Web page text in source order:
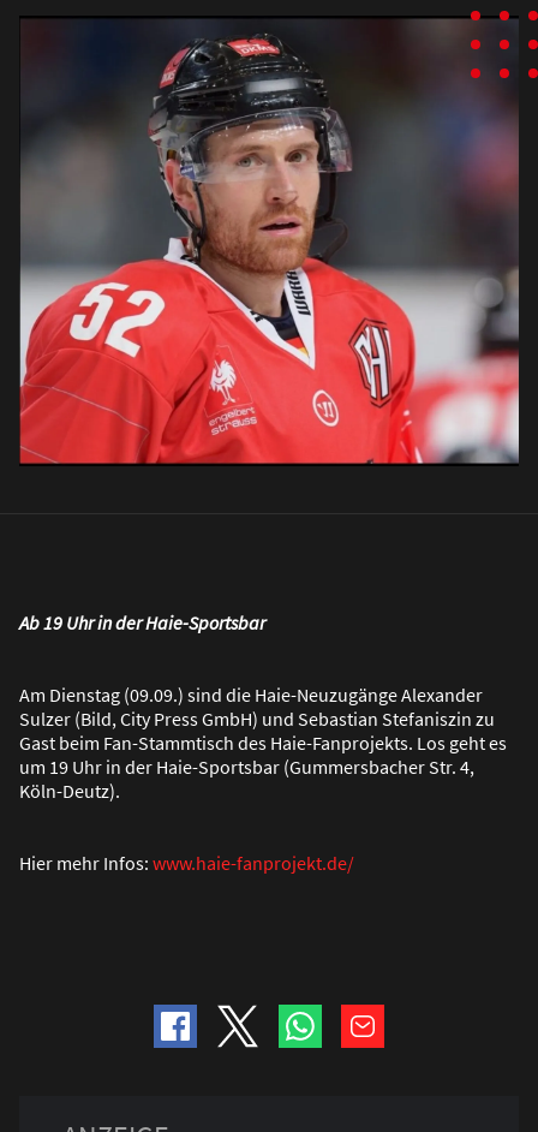
Ab 19 Uhr in der Haie-Sportsbar
Am Dienstag (09.09.) sind die Haie-Neuzugänge Alexander
Sulzer (Bild, City Press GmbH) und Sebastian Stefaniszin zu
Gast beim Fan-Stammtisch des Haie-Fanprojekts. Los geht es
um 19 Uhr in der Haie-Sportsbar (Gummersbacher Str. 4,
Köln-Deutz).
Hier mehr Infos: www.haie-fanprojekt.de/